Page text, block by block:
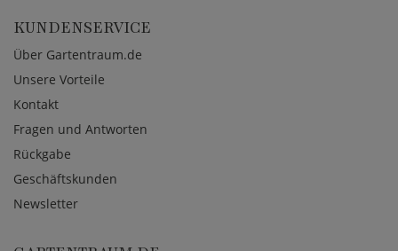
KUNDENSERVICE
Über Gartentraum.de
Unsere Vorteile
Kontakt
Fragen und Antworten
Rückgabe
Geschäftskunden
Newsletter